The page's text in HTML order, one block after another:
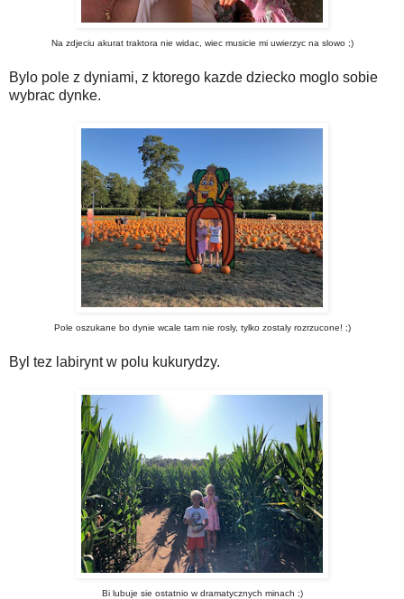
Na zdjeciu akurat traktora nie widac, wiec musicie mi uwierzyc na slowo ;)
Bylo pole z dyniami, z ktorego kazde dziecko moglo sobie
wybrac dynke.
Pole oszukane bo dynie wcale tam nie rosly, tylko zostaly rozrzucone! ;)
Byl tez labirynt w polu kukurydzy.
Bi lubuje sie ostatnio w dramatycznych minach ;)